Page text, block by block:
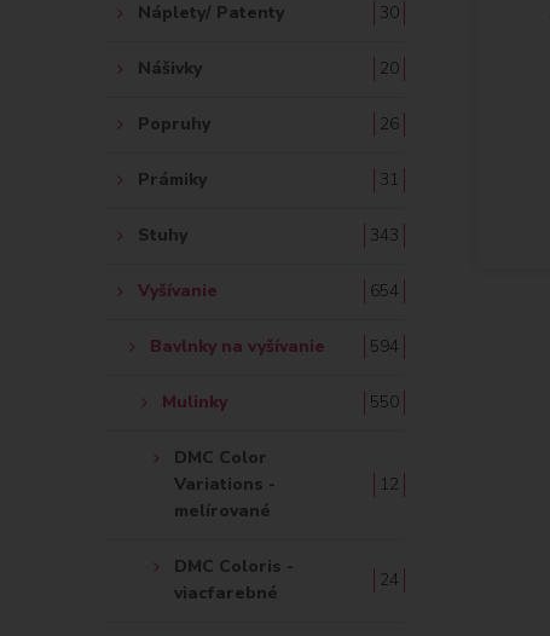
Náplety/ Patenty 30
Nášivky 20
Popruhy 26
Prámiky 31
Stuhy 343
Vyšívanie 654
Bavlnky na vyšívanie 594
Mulinky 550
DMC Color
Variations -
melírované
12
DMC Coloris -
viacfarebné
24